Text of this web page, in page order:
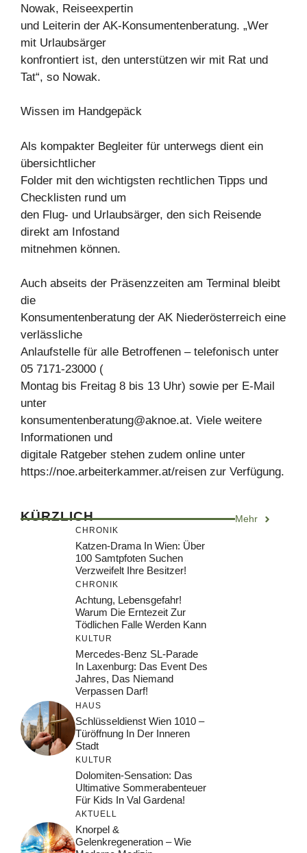
Nowak, Reiseexpertin
und Leiterin der AK-Konsumentenberatung. „Wer
mit Urlaubsärger
konfrontiert ist, den unterstützen wir mit Rat und
Tat“, so Nowak.
Wissen im Handgepäck
Als kompakter Begleiter für unterwegs dient ein
übersichtlicher
Folder mit den wichtigsten rechtlichen Tipps und
Checklisten rund um
den Flug- und Urlaubsärger, den sich Reisende
direkt am Infostand
mitnehmen können.
Auch abseits der Präsenzzeiten am Terminal bleibt
die
Konsumentenberatung der AK Niederösterreich eine
verlässliche
Anlaufstelle für alle Betroffenen – telefonisch unter
05 7171-23000 (
Montag bis Freitag 8 bis 13 Uhr) sowie per E-Mail
unter
konsumentenberatung@aknoe.at. Viele weitere
Informationen und
digitale Ratgeber stehen zudem online unter
https://noe.arbeiterkammer.at/reisen zur Verfügung.
KÜRZLICH Mehr
CHRONIK
Katzen-Drama In Wien: Über
100 Samtpfoten Suchen
Verzweifelt Ihre Besitzer!
CHRONIK
Achtung, Lebensgefahr!
Warum Die Erntezeit Zur
Tödlichen Falle Werden Kann
KULTUR
Mercedes-Benz SL-Parade
In Laxenburg: Das Event Des
Jahres, Das Niemand
Verpassen Darf!
HAUS
Schlüsseldienst Wien 1010 –
Türöffnung In Der Inneren
Stadt
KULTUR
Dolomiten-Sensation: Das
Ultimative Sommerabenteuer
Für Kids In Val Gardena!
AKTUELL
Knorpel &
Gelenkregeneration – Wie